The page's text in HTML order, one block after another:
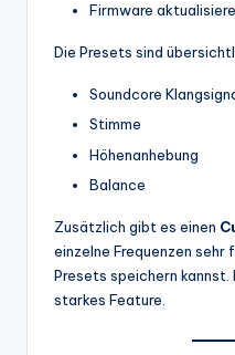
Firmware
Die Presets sind
Soundcore
Stimme
Höhenanhebung
Balance
Zusätzlich gibt es einen
einzelne Frequenzen sehr
Presets speichern kannst.
starkes Feature.